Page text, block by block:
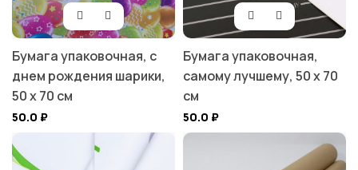
Бумага упаковочная, с
днем рождения шарики,
50 х 70 см
50.0 ₽
Бумага упаковочная,
самому лучшему, 50 х 70
см
50.0 ₽